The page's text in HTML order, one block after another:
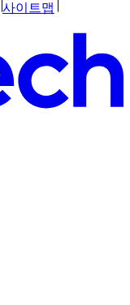
사이트맵